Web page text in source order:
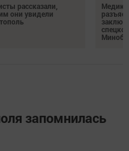
рассказали,
они увидели
запомнилась